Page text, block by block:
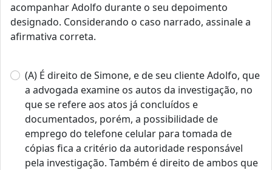
acompanhar Adolfo durante o seu depoimento
designado. Considerando o caso narrado, assinale a
afirmativa correta.
(A) É direito de Simone, e de seu cliente Adolfo, que
a advogada examine os autos da investigação, no
que se refere aos atos já concluídos e
documentados, porém, a possibilidade de
emprego do telefone celular para tomada de
cópias fica a critério da autoridade responsável
pela investigação. Também é direito de ambos que